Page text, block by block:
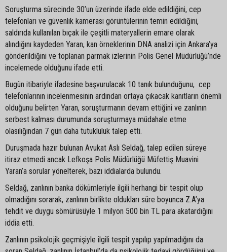
Soruşturma sürecinde 30’un üzerinde ifade elde edildiğini, cep
telefonları ve güvenlik kamerası görüntülerinin temin edildiğini,
saldırıda kullanılan bıçak ile çeşitli materyallerin emare olarak
alındığını kaydeden Yaran, kan örneklerinin DNA analizi için Ankara’ya
gönderildiğini ve toplanan parmak izlerinin Polis Genel Müdürlüğü’nde
incelemede olduğunu ifade etti.
Bugün itibariyle ifadesine başvurulacak 10 tanık bulunduğunu, cep
telefonlarının incelenmesinin ardından ortaya çıkacak kanıtların önemli
olduğunu belirten Yaran, soruşturmanın devam ettiğini ve zanlının
serbest kalması durumunda soruşturmaya müdahale etme
olasılığından 7 gün daha tutukluluk talep etti.
Duruşmada hazır bulunan Avukat Aslı Seldağ, talep edilen süreye
itiraz etmedi ancak Lefkoşa Polis Müdürlüğü Müfettiş Muavini
Yaran’a sorular yönelterek, bazı iddialarda bulundu.
Seldağ, zanlının banka dökümleriyle ilgili herhangi bir tespit olup
olmadığını sorarak, zanlının birlikte oldukları süre boyunca Z.A’ya
tehdit ve duygu sömürüsüyle 1 milyon 500 bin TL para akatardığını
iddia etti.
Zanlının psikolojik geçmişiyle ilgili tespit yapılıp yapılmadığını da